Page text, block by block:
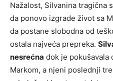
Nažalost, Silvanina tragična
da ponovo izgrade život sa
da postane slobodna od
ostala najveća prepreka.
nesrećna dok je pokušavala
Markom, a njeni poslednji